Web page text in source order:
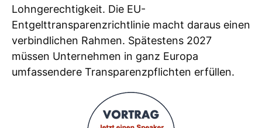
Lohngerechtigkeit. Die EU-
Entgelttransparenzrichtlinie macht daraus einen
verbindlichen Rahmen. Spätestens 2027
müssen Unternehmen in ganz Europa
umfassendere Transparenzpflichten erfüllen.